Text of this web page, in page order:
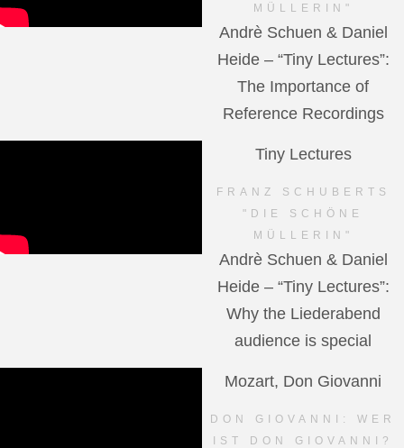
MÜLLERIN"
Andrè Schuen & Daniel
Heide – “Tiny Lectures”:
The Importance of
Reference Recordings
Tiny Lectures
FRANZ SCHUBERTS
"DIE SCHÖNE
MÜLLERIN"
Andrè Schuen & Daniel
Heide – “Tiny Lectures”:
Why the Liederabend
audience is special
Mozart, Don Giovanni
DON GIOVANNI: WER
IST DON GIOVANNI?